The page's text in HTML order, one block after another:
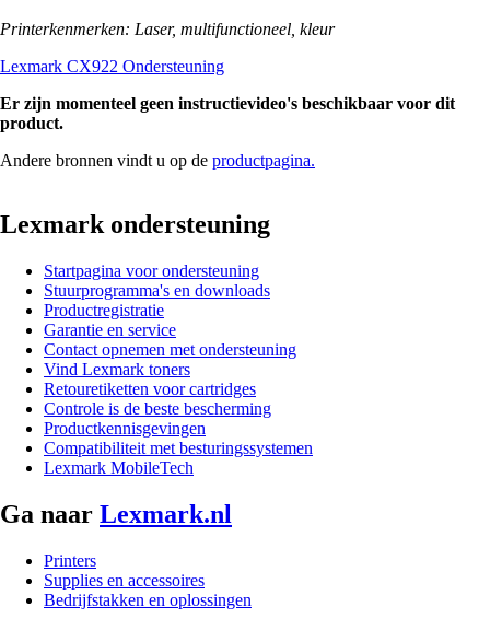
Printerkenmerken: Laser, multifunctioneel, kleur
Lexmark CX922 Ondersteuning
Er zijn momenteel geen instructievideo's beschikbaar voor dit
product.
Andere bronnen vindt u op de productpagina.
Lexmark ondersteuning
Startpagina voor ondersteuning
Stuurprogramma's en downloads
Productregistratie
Garantie en service
Contact opnemen met ondersteuning
Vind Lexmark toners
Retouretiketten voor cartridges
Controle is de beste bescherming
Productkennisgevingen
Compatibiliteit met besturingssystemen
Lexmark MobileTech
Ga naar Lexmark.nl
Printers
Supplies en accessoires
Bedrijfstakken en oplossingen